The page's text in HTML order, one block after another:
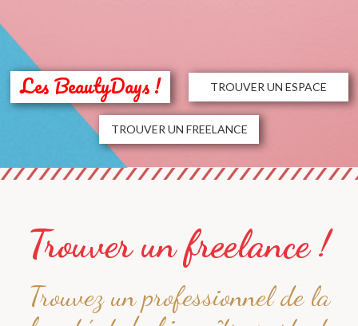
Les BeautyDays ! TROUVER UN ESPACE
TROUVER UN FREELANCE
Trouver un freelance !
Trouvez un professionnel de la